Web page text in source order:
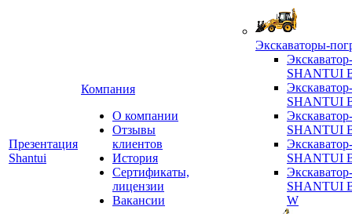
Презентация
Shantui
Компания
О компании
Отзывы
клиентов
История
Сертификаты,
лицензии
Вакансии
Экскаваторы-
SHANTUI
SHANTUI
SHANTUI
SHANTUI
SHANTUI
W